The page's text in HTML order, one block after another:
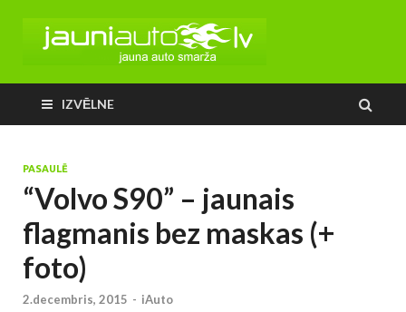
IZVĒLNE
PASAULĒ
“Volvo S90” – jaunais
flagmanis bez maskas (+
foto)
2.decembris, 2015 - iAuto